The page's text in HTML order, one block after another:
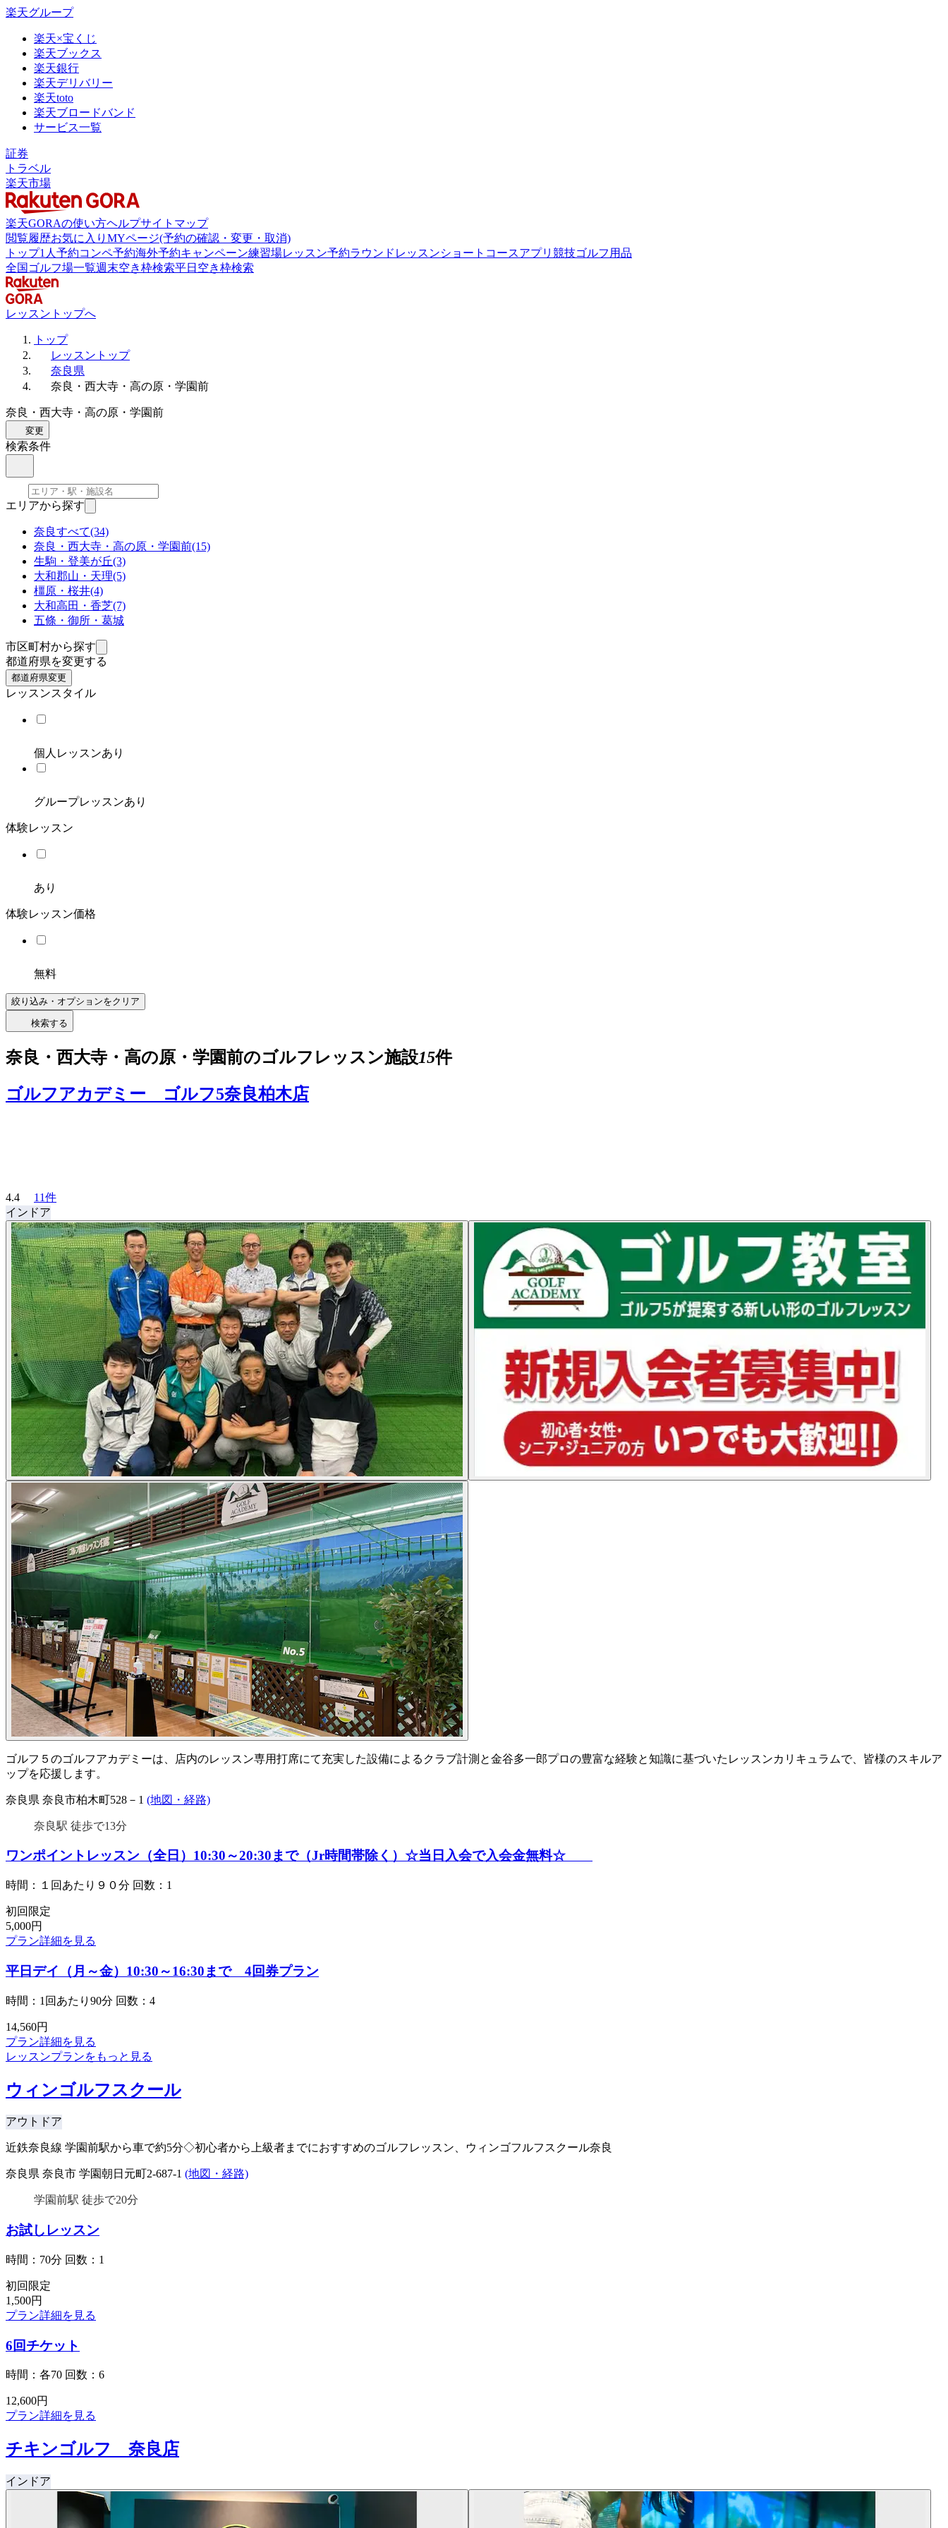
楽天グループ
楽天×宝くじ
楽天ブックス
楽天銀行
楽天デリバリー
楽天toto
楽天ブロードバンド
サービス一覧
証券
トラベル
楽天市場
楽天GORAの使い方ヘルプサイトマップ
閲覧履歴お気に入り MYページ(予約の確認・変更・取消)
トップ1人予約コンペ予約海外予約キャンペーン練習場レッスン予約ラウンドレッスンショートコースアプリ 競技ゴルフ用品
全国ゴルフ場一覧週末空き枠検索平日空き枠検索
レッスントップへ
トップ
レッスントップ
奈良県
奈良・西大寺・高の原・学園前
奈良・西大寺・高の原・学園前
変更
検索条件
エリアから探す
奈良すべて(34)
奈良・西大寺・高の原・学園前(15)
生駒・登美が丘(3)
大和郡山・天理(5)
橿原・桜井(4)
大和高田・香芝(7)
五條・御所・葛城
市区町村から探す
都道府県を変更する
都道府県変更
レッスンスタイル
個人レッスンあり
グループレッスンあり
体験レッスン
あり
体験レッスン価格
無料
絞り込み・オプションをクリア
検索する
奈良・西大寺・高の原・学園前のゴルフレッスン施設15件
ゴルフアカデミー ゴルフ5奈良柏木店
4.4
11件
インドア
ゴルフ５のゴルフアカデミーは、店内のレッスン専用打席にて充実した設備によるクラブ計測と金谷多一郎プロの豊富な経験と知識に基づいたレッスンカリキュラムで、皆様のスキルア
ップを応援します。
奈良県 奈良市柏木町528－1 (地図・経路)
奈良駅 徒歩で13分
ワンポイントレッスン（全日）10:30～20:30まで（Jr時間帯除く）☆当日入会で入会金無料☆
時間：１回あたり９０分 回数：1
初回限定
5,000円
プラン詳細を見る
平日デイ（月～金）10:30～16:30まで 4回券プラン
時間：1回あたり90分 回数：4
14,560円
プラン詳細を見る
レッスンプランをもっと見る
ウィンゴルフスクール
アウトドア
近鉄奈良線 学園前駅から車で約5分◇初心者から上級者までにおすすめのゴルフレッスン、ウィンゴフルフスクール奈良
奈良県 奈良市 学園朝日元町2-687-1 (地図・経路)
学園前駅 徒歩で20分
お試しレッスン
時間：70分 回数：1
初回限定
1,500円
プラン詳細を見る
6回チケット
時間：各70 回数：6
12,600円
プラン詳細を見る
チキンゴルフ 奈良店
インドア